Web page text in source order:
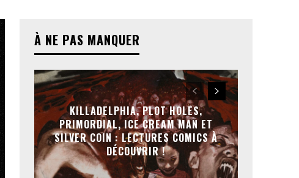
À NE PAS MANQUER
KILLADELPHIA, PLOT HOLES,
PRIMORDIAL, ICE CREAM MAN ET
SILVER COIN : LECTURES COMICS À
DÉCOUVRIR !